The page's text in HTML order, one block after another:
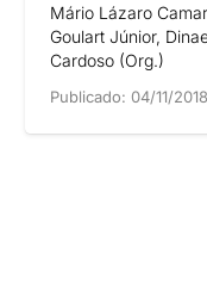
Mário Lázaro
Goulart Júnior,
Cardoso (Org.)
Publicado: 04/11/2018